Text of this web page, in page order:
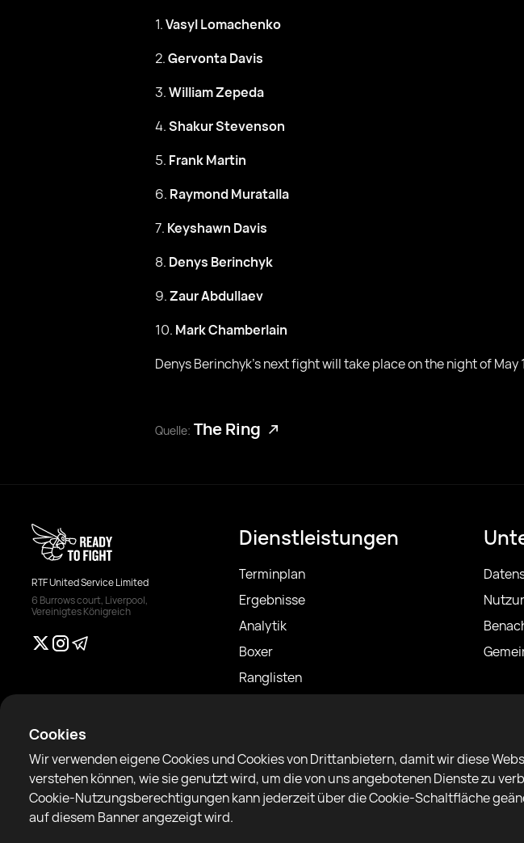
Cookies
Wir verwenden eigene Cookies und Cookies von Drittanbietern, damit wir diese
verstehen können, wie sie genutzt wird, um die von uns angebotenen Dienste zu
Cookie-Nutzungsberechtigungen kann jederzeit über die Cookie-Schaltfläche
auf diesem Banner angezeigt wird.
1.Vasyl Lomachenko
2.Gervonta Davis
3.William Zepeda
4.Shakur Stevenson
5. Frank Martin
6. Raymond Muratalla
7. Keyshawn Davis
8. Denys Berinchyk
9.Zaur Abdullaev
10. Mark Chamberlain
Denys Berinchyk's next fight will take place on the night of
Quelle: The Ring
RTF United Service Limited
6 Burrows court, Liverpool,
Vereinigtes Königreich
Dienstleistungen
Terminplan
Ergebnisse
Analytik
Boxer
Ranglisten
Sparring Finder